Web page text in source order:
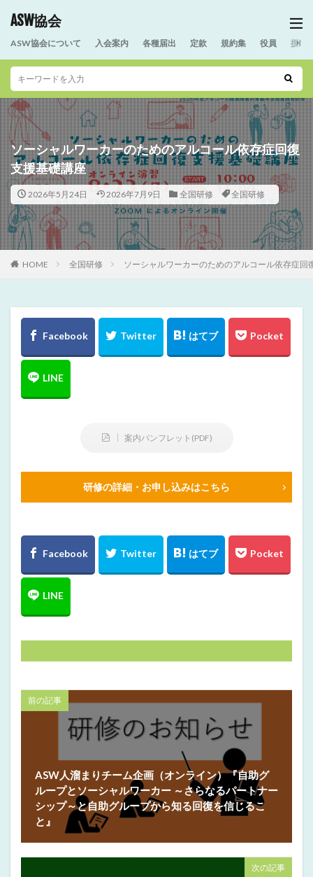
ASW協会
ASW協会について 入会案内 各種届出 定款 規約集 役員 援助
ソーシャルワーカーのためのアルコール依存症回復
支援基礎講座
2026年5月24日 2026年7月9日 全国研修 全国研修
HOME 全国研修 ソーシャルワーカーのためのアルコール依存症回
案内パンフレット(PDF)
研修の詳細・お申し込みはこちら
前の記事
ASW人溜まりチーム企画（オンライン）『自助グ
ループとソーシャルワーカー ～さらなるパートナー
シップ～と自助グループから知る回復を信じるこ
と』
次の記事